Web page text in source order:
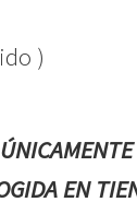
)
EN